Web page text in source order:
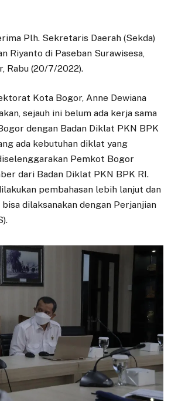
Plh. Sekretaris Daerah (Sekda)
Riyanto di Paseban Surawisesa,
Rabu (20/7/2022).
Kota Bogor, Anne Dewiana
sejauh ini belum ada kerja sama
dengan Badan Diklat PKN BPK
ada kebutuhan diklat yang
Pemkot Bogor
dari Badan Diklat PKN BPK RI.
pembahasan lebih lanjut dan
bisa dilaksanakan dengan Perjanjian